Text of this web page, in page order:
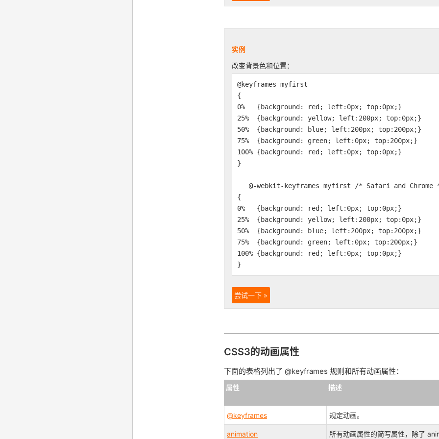
实例
改变背景色和位置：
@keyframes myfirst
{
0% {background: red; left:0px; top:0px;}
25% {background: yellow; left:200px; top:0px;}
50% {background: blue; left:200px; top:200px;}
75% {background: green; left:0px; top:200px;}
100% {background: red; left:0px; top:0px;}
}
@-webkit-keyframes myfirst /* Safari and Chrome
{
0% {background: red; left:0px; top:0px;}
25% {background: yellow; left:200px; top:0px;}
50% {background: blue; left:200px; top:200px;}
75% {background: green; left:0px; top:200px;}
100% {background: red; left:0px; top:0px;}
}
尝试一下 »
CSS3的动画属性
下面的表格列出了 @keyframes 规则和所有动画属性：
属性 描述
@keyframes 规定动画。
animation 所有动画属性的简写属性，除了